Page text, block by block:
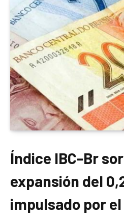
Índice IBC-Br
expansión del
impulsado por